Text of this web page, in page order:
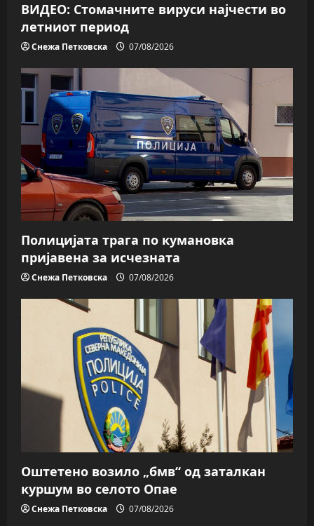
ВИДЕО: Стомачните вируси најчести во
летниот период
Снежа Петковска 07/08/2026
Полицијата трага пo кумановка
пријавена за исчезната
Снежа Петковска 07/08/2026
Оштетено возило „бмв“ од заталкан
куршум во селото Опае
Снежа Петковска 07/08/2026